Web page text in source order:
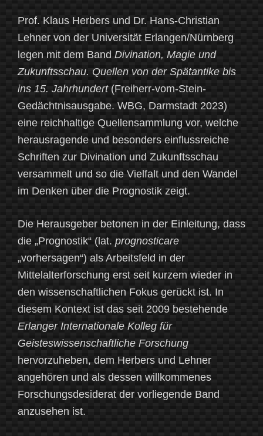
Prof. Klaus Herbers und Dr. Hans-Christian
Lehner von der Universität Erlangen/Nürnberg
legen mit dem Band Divination, Magie und
Zukunftsschau. Quellen von der Spätantike bis
ins 15. Jahrhundert (Freiherr-vom-Stein-
Gedächtnisausgabe. WBG, Darmstadt 2023)
eine reichhaltige Quellensammlung vor, welche
herausragende und besonders einflussreiche
Schriften zur Divination und Zukunftsschau
versammelt und so die Vielfalt und den Wandel
im Denken über die Prognostik zeigt.
Die Herausgeber betonen in der Einleitung, dass
die „Prognostik“ (lat. prognosticare
„vorhersagen“) als Arbeitsfeld in der
Mittelalterforschung erst seit kurzem wieder in
den wissenschaftlichen Fokus gerückt ist. In
diesem Kontext ist das seit 2009 bestehende
Erlanger Internationale Kolleg für
Geisteswissenschaftliche Forschung
hervorzuheben, dem Herbers und Lehner
angehören und als dessen willkommenes
Forschungsdesiderat der vorliegende Band
anzusehen ist.